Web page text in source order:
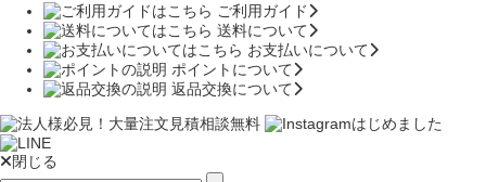
ご利用ガイド
送料について
お支払いについて
ポイントについて
返品交換について
閉じる